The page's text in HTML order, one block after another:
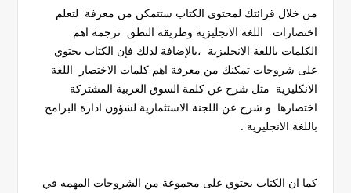
من خلال قرائتك لمحتوى الكتاب ستتمكن من معرفة لتعلم
اختصارات اللغة الانجليزية وطريقة النطق ترجمة اهم
الكلمات باللغة الانجليزية ،بالإضافة لذلك فإن الكتاب يحتوي
على شروحات تمكنك من معرفة اهم كلمات الاختصار اللغة
الانكليزية مثل شرح عن كلمة السوق العربية المشتركة
اختصارها و شرح عن اللجنة الاستثمارية لشؤون ادارة البرامج
باللغة الانجليزية .
كما ان الكتاب يحتوي على مجموعة من الشروحات المهمه في